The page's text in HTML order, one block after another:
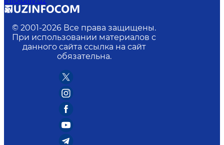
© 2001-2026 Все права защищены.
При использовании материалов с
данного сайта ссылка на сайт
обязательна.